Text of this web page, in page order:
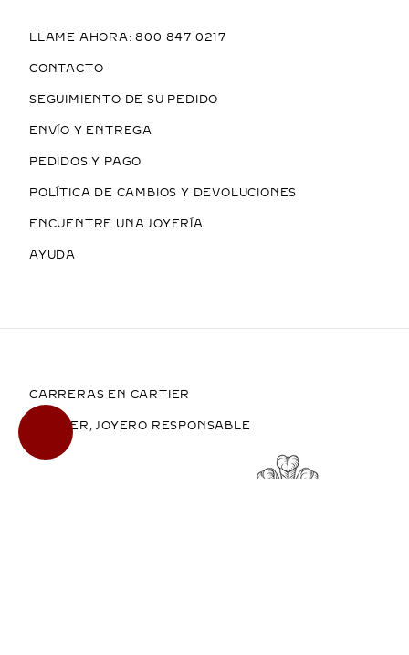
LLAME AHORA: 800 847 0217
CONTACTO
SEGUIMIENTO DE SU PEDIDO
ENVÍO Y ENTREGA
PEDIDOS Y PAGO
POLÍTICA DE CAMBIOS Y DEVOLUCIONES
ENCUENTRE UNA JOYERÍA
AYUDA
CARRERAS EN CARTIER
CARTIER, JOYERO RESPONSABLE